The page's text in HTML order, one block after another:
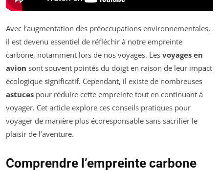
Avec l’augmentation des préoccupations environnementales,
il est devenu essentiel de réfléchir à notre empreinte
carbone, notamment lors de nos voyages. Les voyages en
avion sont souvent pointés du doigt en raison de leur impact
écologique significatif. Cependant, il existe de nombreuses
astuces pour réduire cette empreinte tout en continuant à
voyager. Cet article explore ces conseils pratiques pour
voyager de manière plus écoresponsable sans sacrifier le
plaisir de l’aventure.
Comprendre l’empreinte carbone